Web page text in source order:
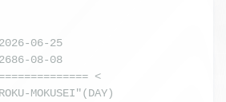
06-25
08-08
<
MOKUSEI"(DAY)